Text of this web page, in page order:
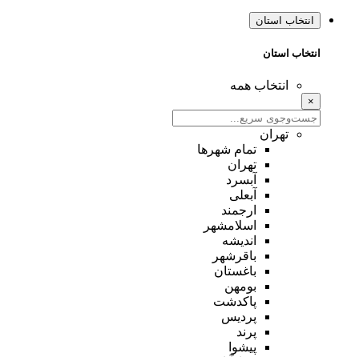
انتخاب استان
انتخاب استان
انتخاب همه
×
تهران
تمام شهر‌ها
تهران
آبسرد
آبعلی
ارجمند
اسلامشهر
اندیشه
باقرشهر
باغستان
بومهن
پاکدشت
پردیس
پرند
پیشوا